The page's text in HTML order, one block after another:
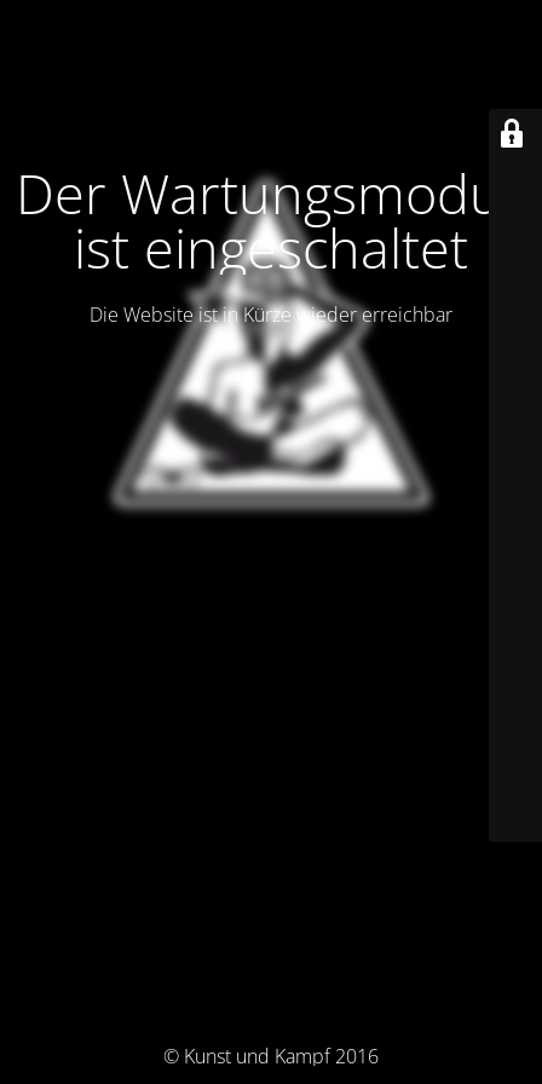
Der Wartungsmodus
ist eingeschaltet
Die Website ist in Kürze wieder erreichbar
© Kunst und Kampf 2016